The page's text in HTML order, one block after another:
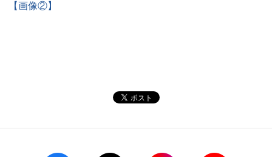
【画像②】